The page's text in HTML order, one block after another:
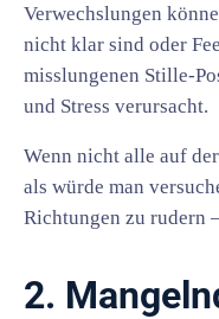
Verwechslungen
nicht klar sind oder
misslungenen Stille-
und Stress verursacht.
Wenn nicht alle auf
als würde man
Richtungen zu rudern
2.